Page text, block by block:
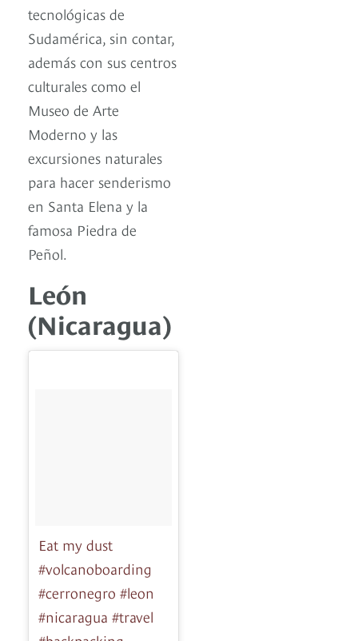
tecnológicas de
Sudamérica, sin contar,
además con sus centros
culturales como el
Museo de Arte
Moderno y las
excursiones naturales
para hacer senderismo
en Santa Elena y la
famosa Piedra de
Peñol.
León
(Nicaragua)
Eat my dust
#volcanoboarding
#cerronegro #leon
#nicaragua #travel